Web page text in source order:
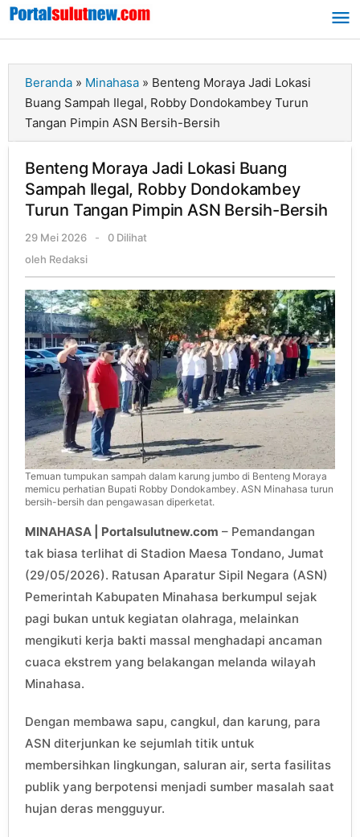
Lewati
Beranda » Minahasa » Benteng Moraya Jadi Lokasi
Buang Sampah Ilegal, Robby Dondokambey Turun
Tangan Pimpin ASN Bersih-Bersih
Benteng Moraya Jadi Lokasi Buang
Sampah Ilegal, Robby Dondokambey
Turun Tangan Pimpin ASN Bersih-Bersih
29 Mei 2026
oleh
-
0 Dilihat
oleh Redaksi
Temuan tumpukan sampah dalam karung jumbo di Benteng Moraya
memicu perhatian Bupati Robby Dondokambey. ASN Minahasa turun
bersih-bersih dan pengawasan diperketat.
MINAHASA | Portalsulutnew.com – Pemandangan
tak biasa terlihat di Stadion Maesa Tondano, Jumat
(29/05/2026). Ratusan Aparatur Sipil Negara (ASN)
Pemerintah Kabupaten Minahasa berkumpul sejak
pagi bukan untuk kegiatan olahraga, melainkan
mengikuti kerja bakti massal menghadapi ancaman
cuaca ekstrem yang belakangan melanda wilayah
Minahasa.
Dengan membawa sapu, cangkul, dan karung, para
ASN diterjunkan ke sejumlah titik untuk
membersihkan lingkungan, saluran air, serta fasilitas
publik yang berpotensi menjadi sumber masalah saat
hujan deras mengguyur.